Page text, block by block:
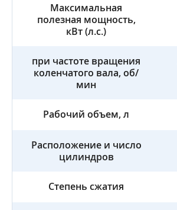
Максимальная
полезная мощность,
кВт (л.с.)
при частоте вращения
коленчатого вала, об/
мин
Рабочий объем, л
Расположение и число
цилиндров
Степень сжатия